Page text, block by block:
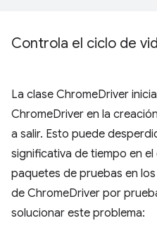
Controla el ciclo de
La clase ChromeDriver
ChromeDriver en la
a salir. Esto puede
significativa de tiempo en
paquetes de pruebas en
de ChromeDriver por
solucionar este problema: